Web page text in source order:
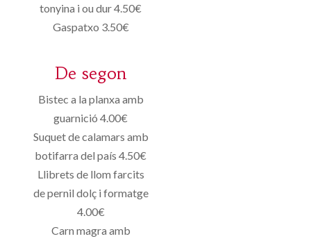
tonyina i ou dur 4.50€
Gaspatxo 3.50€
De segon
Bistec a la planxa amb
guarnició 4.00€
Suquet de calamars amb
botifarra del país 4.50€
Llibrets de llom farcits
de pernil dolç i formatge
4.00€
Carn magra amb